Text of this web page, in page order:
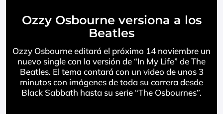
Ozzy Osbourne versiona a los
Beatles
Ozzy Osbourne editará el próximo 14 noviembre un
nuevo single con la versión de “In My Life” de The
Beatles. El tema contará con un video de unos 3
minutos con imágenes de toda su carrera desde
Black Sabbath hasta su serie “The Osbournes”.